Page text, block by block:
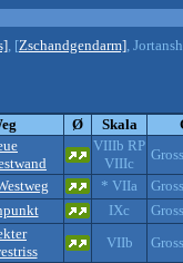
, [Zschandgendarm],
Ø Skala
VIIIb RP
VIIIc
* VIIa
IXc
VIIb